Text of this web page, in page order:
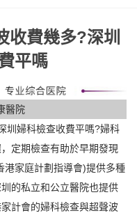
收費幾多?深圳
平嗎
醫院
婦科檢查收費平嗎?婦科
定期檢查有助於早期發現
港家庭計劃指導會)提供多種
的私立和公立醫院也提供
計會的婦科檢查與超聲波